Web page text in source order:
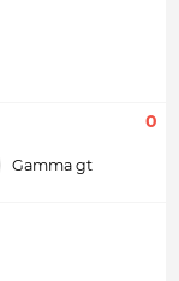
Gamma gt
0